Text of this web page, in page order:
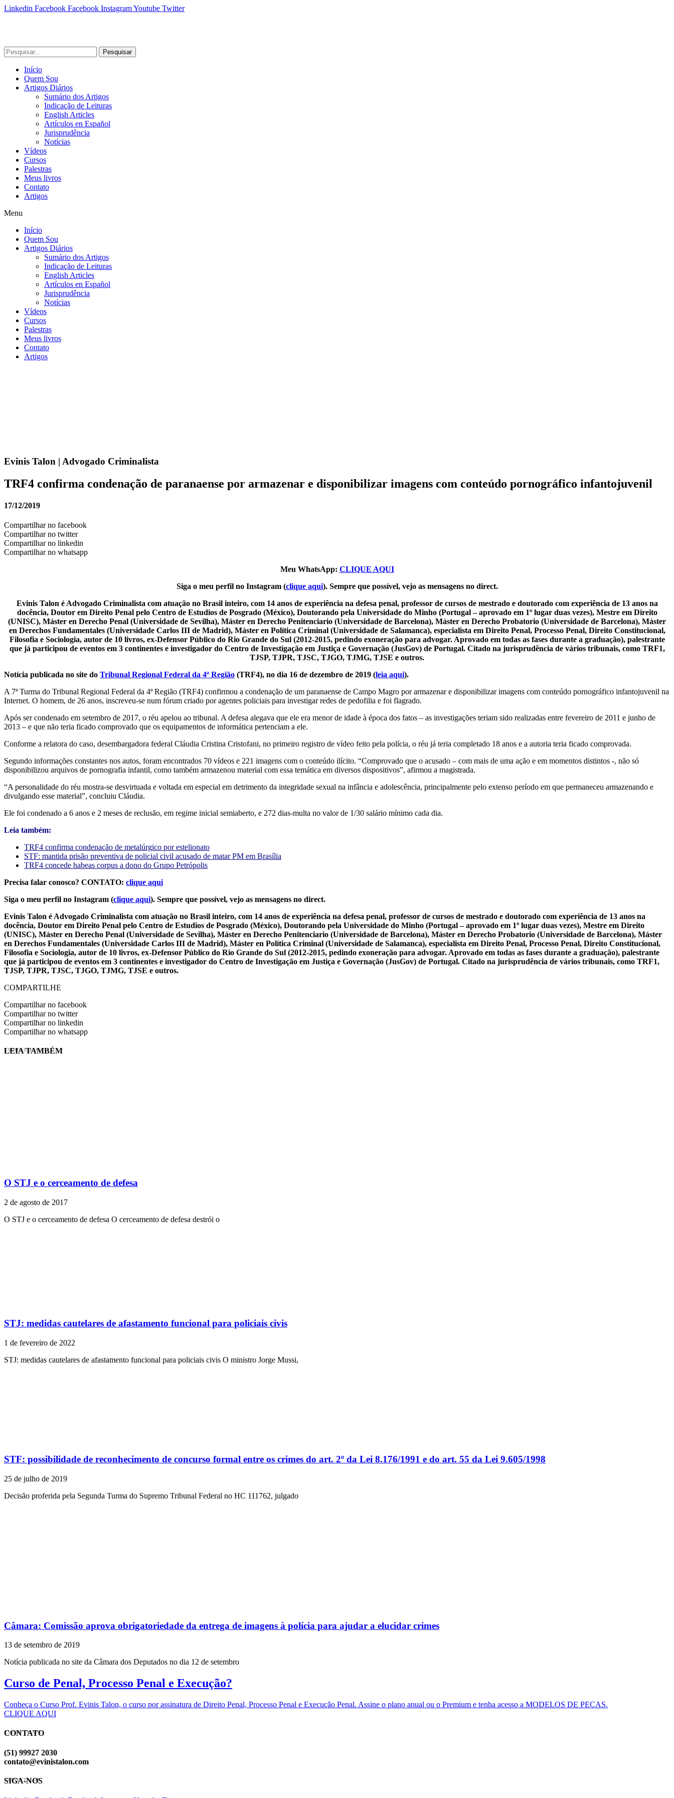
Linkedin Facebook Facebook InstagramYoutube Twitter
Pesquisar
Início
Quem Sou
Artigos Diários
Sumário dos Artigos
Indicação de Leituras
English Articles
Artículos en Español
Jurisprudência
Notícias
Vídeos
Cursos
Palestras
Meus livros
Contato
Artigos
Menu
Início
Quem Sou
Artigos Diários
Sumário dos Artigos
Indicação de Leituras
English Articles
Artículos en Español
Jurisprudência
Notícias
Vídeos
Cursos
Palestras
Meus livros
Contato
Artigos
Evinis Talon | Advogado Criminalista
TRF4 confirma condenação de paranaense por armazenar e disponibilizar imagens com conteúdo pornográfico infantojuvenil
17/12/2019
Compartilhar no facebook
Compartilhar no twitter
Compartilhar no linkedin
Compartilhar no whatsapp
Meu WhatsApp: CLIQUE AQUI
Siga o meu perfil no Instagram (clique aqui). Sempre que possível, vejo as mensagens no direct.
Evinis Talon é Advogado Criminalista com atuação no Brasil inteiro, com 14 anos de experiência na defesa penal, professor de cursos de mestrado e doutorado com experiência de 13 anos na
docência, Doutor em Direito Penal pelo Centro de Estudios de Posgrado (México), Doutorando pela Universidade do Minho (Portugal – aprovado em 1º lugar duas vezes), Mestre em Direito
(UNISC), Máster en Derecho Penal (Universidade de Sevilha), Máster en Derecho Penitenciario (Universidade de Barcelona), Máster en Derecho Probatorio (Universidade de Barcelona), Máster
en Derechos Fundamentales (Universidade Carlos III de Madrid), Máster en Política Criminal (Universidade de Salamanca), especialista em Direito Penal, Processo Penal, Direito Constitucional,
Filosofia e Sociologia, autor de 10 livros, ex-Defensor Público do Rio Grande do Sul (2012-2015, pedindo exoneração para advogar. Aprovado em todas as fases durante a graduação), palestrante
que já participou de eventos em 3 continentes e investigador do Centro de Investigação em Justiça e Governação (JusGov) de Portugal. Citado na jurisprudência de vários tribunais, como TRF1,
TJSP, TJPR, TJSC, TJGO, TJMG, TJSE e outros.
Notícia publicada no site do Tribunal Regional Federal da 4ª Região (TRF4), no dia 16 de dezembro de 2019 (leia aqui).
A 7ª Turma do Tribunal Regional Federal da 4ª Região (TRF4) confirmou a condenação de um paranaense de Campo Magro por armazenar e disponibilizar imagens com conteúdo pornográfico infantojuvenil na
Internet. O homem, de 26 anos, inscreveu-se num fórum criado por agentes policiais para investigar redes de pedofilia e foi flagrado.
Após ser condenado em setembro de 2017, o réu apelou ao tribunal. A defesa alegava que ele era menor de idade à época dos fatos – as investigações teriam sido realizadas entre fevereiro de 2011 e junho de
2013 – e que não teria ficado comprovado que os equipamentos de informática pertenciam a ele.
Conforme a relatora do caso, desembargadora federal Cláudia Cristina Cristofani, no primeiro registro de vídeo feito pela polícia, o réu já teria completado 18 anos e a autoria teria ficado comprovada.
Segundo informações constantes nos autos, foram encontrados 70 vídeos e 221 imagens com o conteúdo ilícito. “Comprovado que o acusado – com mais de uma ação e em momentos distintos -, não só
disponibilizou arquivos de pornografia infantil, como também armazenou material com essa temática em diversos dispositivos”, afirmou a magistrada.
“A personalidade do réu mostra-se desvirtuada e voltada em especial em detrimento da integridade sexual na infância e adolescência, principalmente pelo extenso período em que permaneceu armazenando e
divulgando esse material”, concluiu Cláudia.
Ele foi condenado a 6 anos e 2 meses de reclusão, em regime inicial semiaberto, e 272 dias-multa no valor de 1/30 salário mínimo cada dia.
Leia também:
TRF4 confirma condenação de metalúrgico por estelionato
STF: mantida prisão preventiva de policial civil acusado de matar PM em Brasília
TRF4 concede habeas corpus a dono do Grupo Petrópolis
Precisa falar conosco? CONTATO: clique aqui
Siga o meu perfil no Instagram (clique aqui). Sempre que possível, vejo as mensagens no direct.
Evinis Talon é Advogado Criminalista com atuação no Brasil inteiro, com 14 anos de experiência na defesa penal, professor de cursos de mestrado e doutorado com experiência de 13 anos na
docência, Doutor em Direito Penal pelo Centro de Estudios de Posgrado (México), Doutorando pela Universidade do Minho (Portugal – aprovado em 1º lugar duas vezes), Mestre em Direito
(UNISC), Máster en Derecho Penal (Universidade de Sevilha), Máster en Derecho Penitenciario (Universidade de Barcelona), Máster en Derecho Probatorio (Universidade de Barcelona), Máster
en Derechos Fundamentales (Universidade Carlos III de Madrid), Máster en Política Criminal (Universidade de Salamanca), especialista em Direito Penal, Processo Penal, Direito Constitucional,
Filosofia e Sociologia, autor de 10 livros, ex-Defensor Público do Rio Grande do Sul (2012-2015, pedindo exoneração para advogar. Aprovado em todas as fases durante a graduação), palestrante
que já participou de eventos em 3 continentes e investigador do Centro de Investigação em Justiça e Governação (JusGov) de Portugal. Citado na jurisprudência de vários tribunais, como TRF1,
TJSP, TJPR, TJSC, TJGO, TJMG, TJSE e outros.
COMPARTILHE
Compartilhar no facebook
Compartilhar no twitter
Compartilhar no linkedin
Compartilhar no whatsapp
EVINIS TALON
LEIA TAMBÉM
O STJ e o cerceamento de defesa
2 de agosto de 2017
O STJ e o cerceamento de defesa O cerceamento de defesa destrói o
STJ: medidas cautelares de afastamento funcional para policiais civis
1 de fevereiro de 2022
STJ: medidas cautelares de afastamento funcional para policiais civis ​O ministro Jorge Mussi,
STF: possibilidade de reconhecimento de concurso formal entre os crimes do art. 2º da Lei 8.176/1991 e do art. 55 da Lei 9.605/1998
25 de julho de 2019
Decisão proferida pela Segunda Turma do Supremo Tribunal Federal no HC 111762, julgado
Câmara: Comissão aprova obrigatoriedade da entrega de imagens à polícia para ajudar a elucidar crimes
13 de setembro de 2019
Notícia publicada no site da Câmara dos Deputados no dia 12 de setembro
Curso de Penal, Processo Penal e Execução?
Conheça o Curso Prof. Evinis Talon, o curso por assinatura de Direito Penal, Processo Penal e Execução Penal. Assine o plano anual ou o Premium e tenha acesso a MODELOS DE PEÇAS.
CLIQUE AQUI
EVINIS TALON
CONTATO
(51) 99927 2030
contato@evinistalon.com
EVINIS TALON
SIGA-NOS